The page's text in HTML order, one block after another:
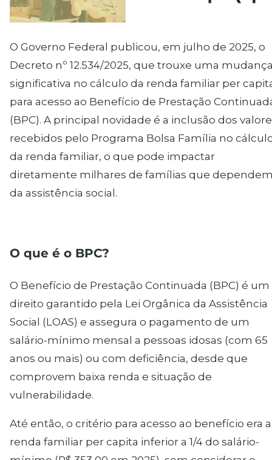
O Governo Federal publicou, em julho de 2025, o
Decreto nº 12.534/2025, que trouxe uma
significativa no cálculo da renda familiar per
para acesso ao Benefício de Prestação
(BPC). A principal novidade é a inclusão dos
recebidos pelo Programa Bolsa Família no
da renda familiar, o que pode impactar
diretamente milhares de famílias que
da assistência social.
O que é o BPC?
O Benefício de Prestação Continuada (BPC) é um
direito garantido pela Lei Orgânica da Assistência
Social (LOAS) e assegura o pagamento de um
salário-mínimo mensal a pessoas idosas (com 65
anos ou mais) ou com deficiência, desde que
comprovem baixa renda e situação de
vulnerabilidade.
Até então, o critério para acesso ao benefício era a
renda familiar per capita inferior a 1/4 do salário-